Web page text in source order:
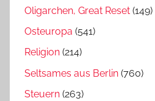
Oligarchen, Great Reset (149)
Osteuropa (541)
Religion (214)
Seltsames aus Berlin (760)
Steuern (263)